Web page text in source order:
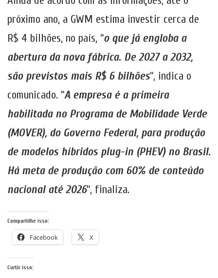
próximo ano, a GWM estima investir cerca de
R$ 4 bilhões, no país, “o que já engloba a
abertura da nova fábrica. De 2027 a 2032,
são previstos mais R$ 6 bilhões“, indica o
comunicado. “A empresa é a primeira
habilitada no Programa de Mobilidade Verde
(MOVER), do Governo Federal, para produção
de modelos híbridos plug-in (PHEV) no Brasil.
Há meta de produção com 60% de conteúdo
nacional até 2026“, finaliza.
Compartilhe isso:
Facebook X
Curtir isso: